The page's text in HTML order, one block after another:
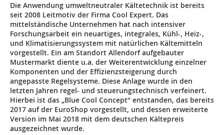
Die Anwendung umweltneutraler Kältetechnik ist bereits
seit 2008 Leitmotiv der Firma Cool Expert. Das
mittelständische Unternehmen hat nach intensiver
Forschungsarbeit ein neuartiges, integrales, Kühl-, Heiz-,
und Klimatisierungssystem mit natürlichen Kältemitteln
vorgestellt. Ein am Standort Allendorf aufgebauter
Mustermarkt diente u.a. der Weiterentwicklung einzelner
Komponenten und der Effizienzsteigerung durch
angepasste Regelsysteme. Diese Anlage wurde in den
letzten Jahren regel- und steuerungstechnisch verfeinert.
Hierbei ist das „Blue Cool Concept“ entstanden, das bereits
2017 auf der EuroShop vorgestellt, und dessen erweiterte
Version im Mai 2018 mit dem deutschen Kältepreis
ausgezeichnet wurde.